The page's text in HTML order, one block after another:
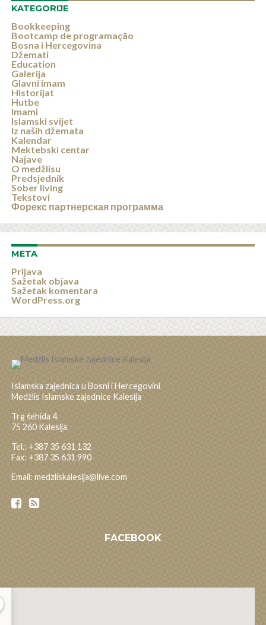
KATEGORIJE
Bookkeeping
Bootcamp de programação
Bosna i Hercegovina
Džemati
Education
Galerija
Glavni imam
Historijat
Hutbe
Imami
Islamski svijet
Iz naših džemata
Kalendar
Mektebski centar
Najave
O medžlisu
Predsjednik
Sober living
Tekstovi
Форекс партнерская программа
META
Prijava
Sažetak objava
Sažetak komentara
WordPress.org
Islamska zajednica u Bosni i Hercegovini
Medžlis Islamske zajednice Kalesija
Trg šehida 4
75 260 Kalesija
Tel.: +387 35 631 132
Fax: +387 35 631 990
Email: medzliskalesija@live.com
FACEBOOK